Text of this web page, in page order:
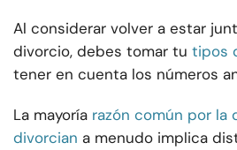
Al considerar volver a estar
divorcio, debes tomar tu tipos
tener en cuenta los números
La mayoría razón común por la
divorcian a menudo implica